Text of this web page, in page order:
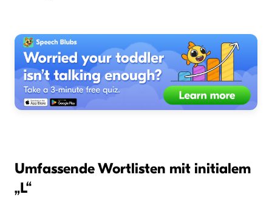
Umfassende Wortlisten mit initialem
„L“